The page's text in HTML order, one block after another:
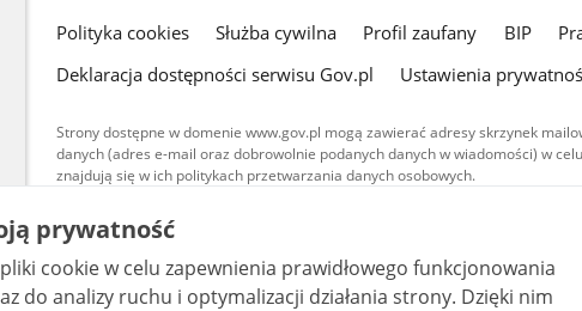
gov.pl
Polityka cookies Służba cywilna Profil zaufany BIP
Deklaracja dostępności serwisu Gov.pl
Ustawienia
Strony dostępne w domenie www.gov.pl mogą zawierać adresy skrzynek
danych (adres e-mail oraz dobrowolnie podanych danych w wiadomości) w
znajdują się w ich politykach przetwarzania danych osobowych.
Treści tekstowe publikowane w serwisie (z wyłączeniem treści
udostępniane na licencji typu Creative Commons: uznanie
warunkach 4.0 (CC BY-SA 4.0). Materiały audiowizualne, w tym
są udostępniane na licencji typu Creative Commons: uznanie
bez utworów zależnych 4.0 (CC BY-NC-ND 4.0), o ile nie jest to
prywatność
cookie w celu zapewnienia prawidłowego funkcjonowania
analizy ruchu i optymalizacji działania strony. Dzięki nim